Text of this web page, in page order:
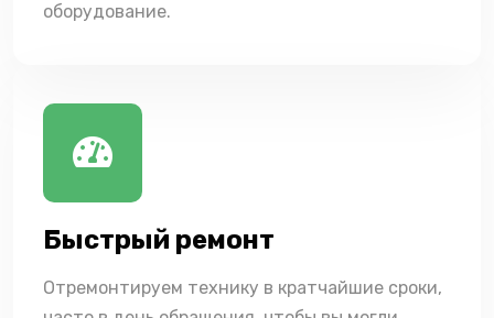
оборудование.
Быстрый ремонт
Отремонтируем технику в кратчайшие сроки,